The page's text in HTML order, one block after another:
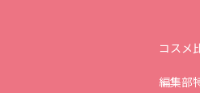
コスメ
編集部